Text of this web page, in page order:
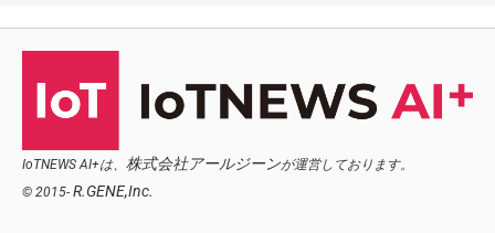
IoTNEWS AI+は、 株式会社アールジーンが運営しております。
© 2015- R.GENE,Inc.